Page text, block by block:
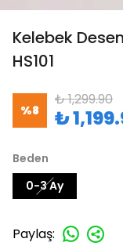
Kelebek
HS101
%8
₺ 1,299.90
₺
Beden
0-3 Ay
Paylaş: